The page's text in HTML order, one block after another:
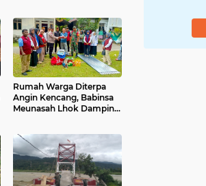
Rumah Warga Diterpa
Angin Kencang, Babinsa
Meunasah Lhok Dampingi